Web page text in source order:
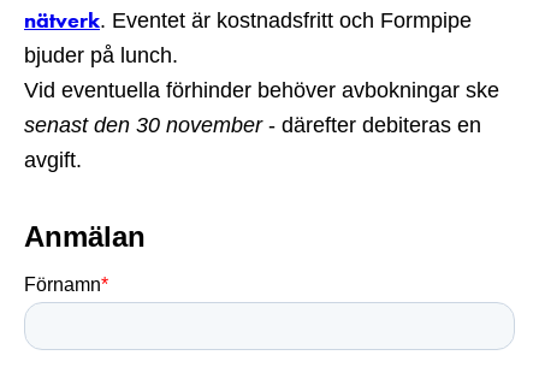
nätverk. Eventet är kostnadsfritt och Formpipe
bjuder på lunch.
Vid eventuella förhinder behöver avbokningar ske
senast den 30 november- därefter debiteras en
avgift.